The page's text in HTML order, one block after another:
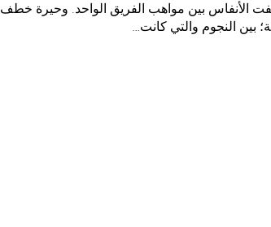
الأنفاس بين مواهب الفريق الواحد. وحيرة خطف
بين النجوم والتي كانت…